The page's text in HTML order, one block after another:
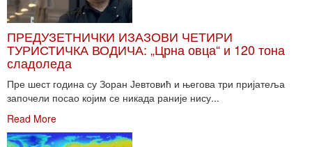
ПРЕДУЗЕТНИЧКИ ИЗАЗОВИ ЧЕТИРИ
ТУРИСТИЧКА ВОДИЧА: „Црна овца“ и 120 тона
сладоледа
Пре шест година су Зоран Јевтовић и његова три пријатеља
започели посао којим се никада раније нису...
Read More